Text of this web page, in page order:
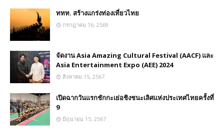
ททท. สร้างแกร่งท่องเที่ยวไทย
กรกฎาคม 16, 2569
จัดงาน Asia Amazing Cultural Festival (AACF) และ
Asia Entertainment Expo (AEE) 2024
สิงหาคม 15, 2567
เปิดฉากวันแรกชักกะเย่อชิงชนะเลิศแห่งประเทศไทยครั้งที่
9
มิถุนายน 15, 2567